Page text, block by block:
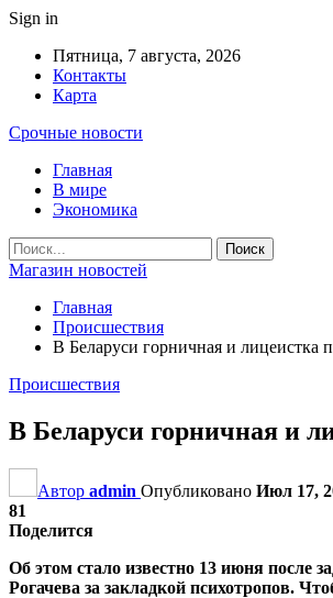
Sign in
Пятница, 7 августа, 2026
Контакты
Карта
Срочные новости
Главная
В мире
Экономика
Магазин новостей
Главная
Происшествия
В Беларуси горничная и лицеистка
Происшествия
В Беларуси горничная и
Автор admin Опубликовано Июл 17,
81
Поделится
Об этом стало известно 13 июня после
Рогачева за закладкой психотропов.